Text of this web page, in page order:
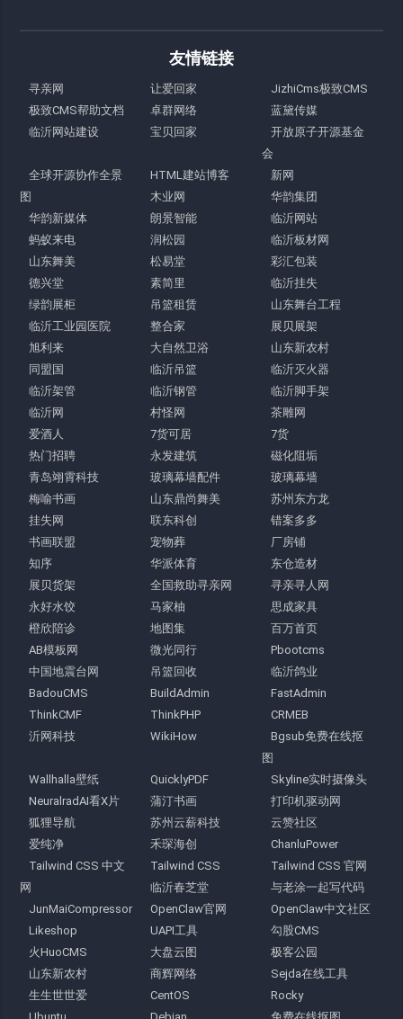
友情链接
寻亲网 让爱回家
JizhiCms极致CMS
极致CMS帮助文档
卓群网络
蓝黛传媒
临沂网站建设
宝贝回家
开放原子开源基金
会
全球开源协作全景
图
HTML建站博客
新网
木业网
华韵集团
华韵新媒体
朗景智能
临沂网站
蚂蚁来电
润松园
临沂板材网
山东舞美
松易堂
彩汇包装
德兴堂
素简里
临沂挂失
绿韵展柜
吊篮租赁
山东舞台工程
临沂工业园医院
整合家
展贝展架
旭利来
大自然卫浴
山东新农村
同盟国
临沂吊篮
临沂灭火器
临沂架管
临沂钢管
临沂脚手架
临沂网
村怪网
茶雕网
爱酒人
7货可居
7货
热门招聘
永发建筑
磁化阻垢
青岛翊霄科技
玻璃幕墙配件
玻璃幕墙
梅喻书画
山东鼎尚舞美
苏州东方龙
挂失网
联东科创
错案多多
书画联盟
宠物葬
厂房铺
知序
华派体育
东仓造材
展贝货架
全国救助寻亲网
寻亲寻人网
永好水饺
马家柚
思成家具
橙欣陪诊
地图集
百万首页
AB模板网
微光同行
Pbootcms
中国地震台网
吊篮回收
临沂鸽业
BadouCMS
BuildAdmin
FastAdmin
ThinkCMF
ThinkPHP
CRMEB
沂网科技
WikiHow
Bgsub免费在线抠
图
Wallhalla壁纸
QuicklyPDF
Skyline实时摄像头
NeuralradAI看X片
蒲汀书画
打印机驱动网
狐狸导航
苏州云薪科技
云赞社区
爱纯净
禾琛海创
ChanluPower
Tailwind CSS 中文
网
Tailwind CSS
Tailwind CSS 官网
临沂春芝堂
与老涂一起写代码
JunMaiCompressor
OpenClaw官网
OpenClaw中文社区
Likeshop
UAPI工具
勾股CMS
火HuoCMS
大盘云图
极客公园
山东新农村
商辉网络
Sejda在线工具
生生世世爱
CentOS
Rocky